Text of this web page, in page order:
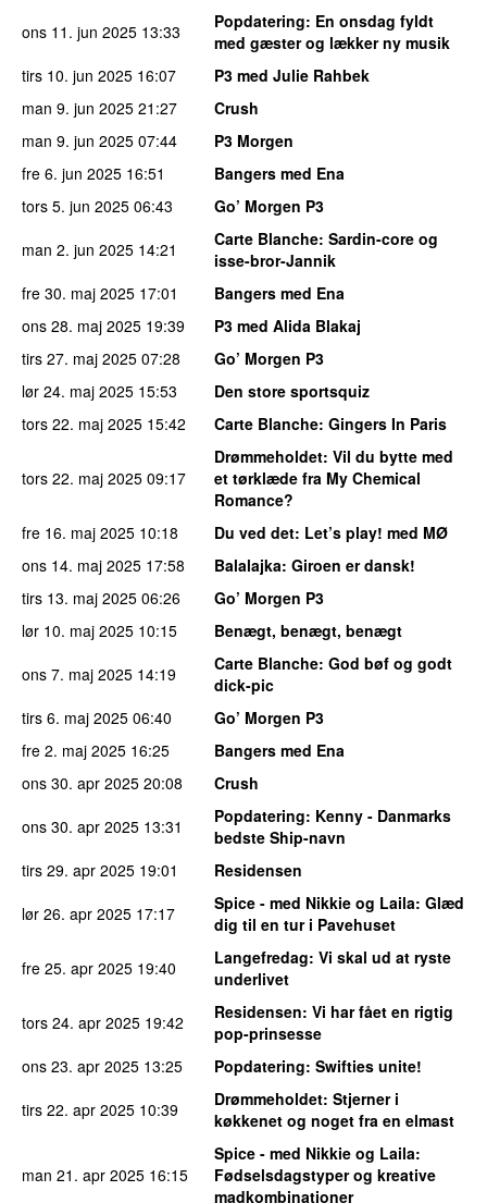
ons 11. jun 2025 13:33 Popdatering: En onsdag fyldt
med gæster og lækker ny musik
tirs 10. jun 2025 16:07
P3 med Julie Rahbek
man 9. jun 2025 21:27
Crush
man 9. jun 2025 07:44
P3 Morgen
fre 6. jun 2025 16:51
Bangers med Ena
tors 5. jun 2025 06:43
Go’ Morgen P3
man 2. jun 2025 14:21 Carte Blanche: Sardin-core og
isse-bror-Jannik
fre 30. maj 2025 17:01
Bangers med Ena
ons 28. maj 2025 19:39
P3 med Alida Blakaj
tirs 27. maj 2025 07:28
Go’ Morgen P3
lør 24. maj 2025 15:53
Den store sportsquiz
tors 22. maj 2025 15:42 Carte Blanche: Gingers In Paris
tors 22. maj 2025 09:17
Drømmeholdet: Vil du bytte med
et tørklæde fra My Chemical
Romance?
fre 16. maj 2025 10:18 Du ved det: Let’s play! med MØ
ons 14. maj 2025 17:58 Balalajka: Giroen er dansk!
tirs 13. maj 2025 06:26
Go’ Morgen P3
lør 10. maj 2025 10:15
Benægt, benægt, benægt
ons 7. maj 2025 14:19 Carte Blanche: God bøf og godt
dick-pic
tirs 6. maj 2025 06:40
Go’ Morgen P3
fre 2. maj 2025 16:25
Bangers med Ena
ons 30. apr 2025 20:08
Crush
ons 30. apr 2025 13:31 Popdatering: Kenny - Danmarks
bedste Ship-navn
tirs 29. apr 2025 19:01
Residensen
lør 26. apr 2025 17:17 Spice - med Nikkie og Laila: Glæd
dig til en tur i Pavehuset
fre 25. apr 2025 19:40 Langefredag: Vi skal ud at ryste
underlivet
tors 24. apr 2025 19:42 Residensen: Vi har fået en rigtig
pop-prinsesse
ons 23. apr 2025 13:25 Popdatering: Swifties unite!
tirs 22. apr 2025 10:39 Drømmeholdet: Stjerner i
køkkenet og noget fra en elmast
man 21. apr 2025 16:15
Spice - med Nikkie og Laila:
Fødselsdagstyper og kreative
madkombinationer